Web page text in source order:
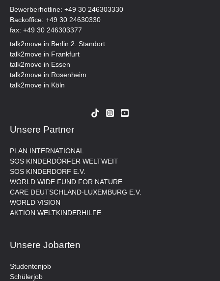
Bewerberhotline: +49 30 246303330
Backoffice: +49 30 24630330
fax: +49 30 246303377
talk2move in Berlin 2. Standort
talk2move in Frankfurt
talk2move in Essen
talk2move in Rosenheim
talk2move in Köln
Unsere Partner
PLAN INTERNATIONAL
SOS KINDERDÖRFER WELTWEIT
SOS KINDERDORF E.V.
WORLD WIDE FUND FOR NATURE
CARE DEUTSCHLAND-LUXEMBURG E.V.
WORLD VISION
AKTION WELTKINDERHILFE
Unsere Jobarten
Studentenjob
Schülerjob